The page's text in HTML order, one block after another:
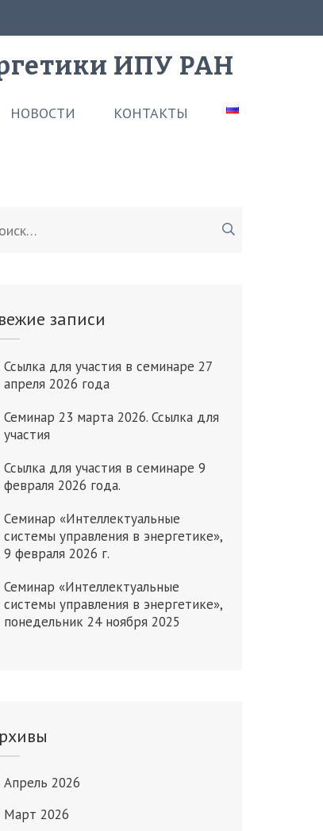
ИПУ РАН
НОВОСТИ КОНТАКТЫ
записи
Ссылка для участия в семинаре 27
апреля 2026 года
Семинар 23 марта 2026. Ссылка для
участия
Ссылка для участия в семинаре 9
февраля 2026 года.
Cеминар «Интеллектуальные
системы управления в энергетике»,
9 февраля 2026 г.
Семинар «Интеллектуальные
системы управления в энергетике»,
понедельник 24 ноября 2025
Апрель 2026
Март 2026